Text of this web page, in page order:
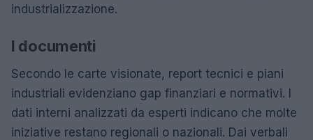
industrializzazione.
I documenti
Secondo le carte visionate, report tecnici e piani
industriali evidenziano gap finanziari e normativi. I
dati interni analizzati da esperti indicano che molte
iniziative restano regionali o nazionali. Dai verbali